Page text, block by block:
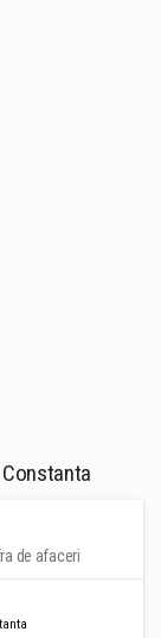
de afaceri